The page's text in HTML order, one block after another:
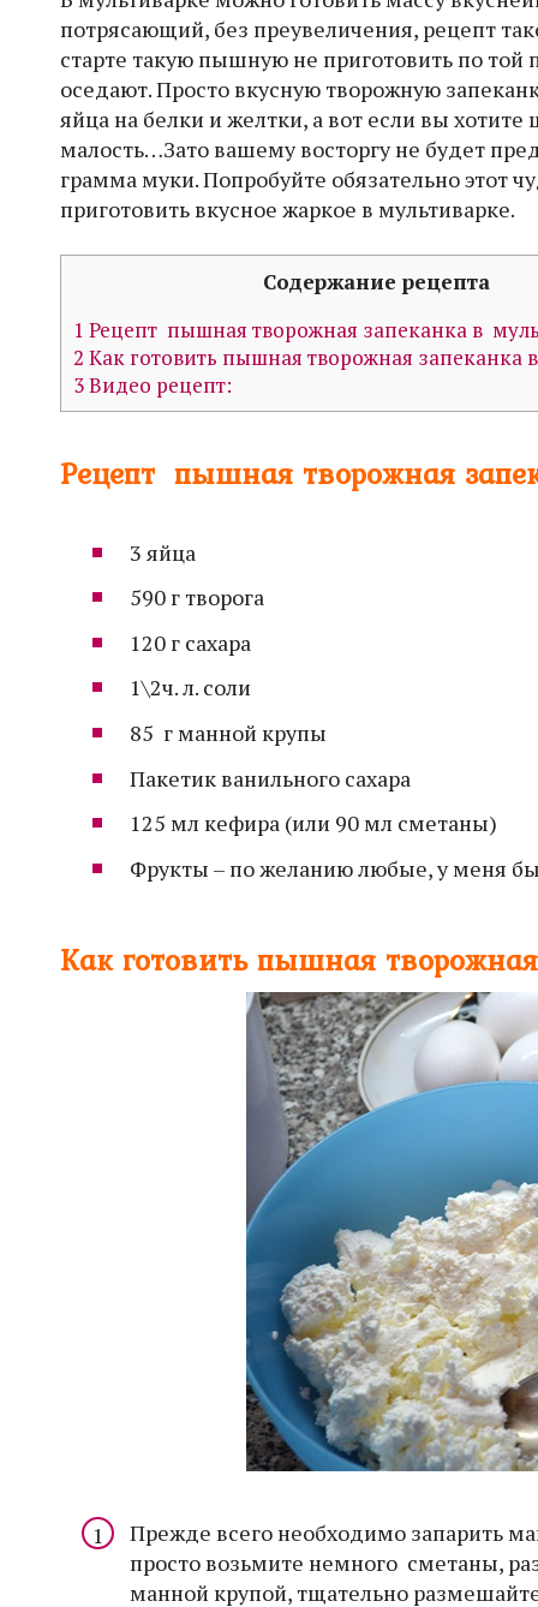
потрясающий, без преувеличения, рецепт
старте такую пышную не приготовить по
оседают. Просто вкусную творожную
яйца на белки и желтки, а вот если вы
малость…Зато вашему восторгу не будет
грамма муки. Попробуйте обязательно
приготовить вкусное жаркое в мультиварке.
Содержание рецепта
1 Рецепт пышная творожная запеканка в
2 Как готовить пышная творожная запеканка
3Видео рецепт:
Рецепт пышная творожная
3 яйца
590 г творога
120 г сахара
1\2ч. л. соли
85 г манной крупы
Пакетик ванильного сахара
125 мл кефира (или 90 мл сметаны)
Фрукты – по желанию любые, у меня
Как готовитьпышная
Прежде всего необходимо запарить
просто возьмите немного сметаны,
манной крупой, тщательно